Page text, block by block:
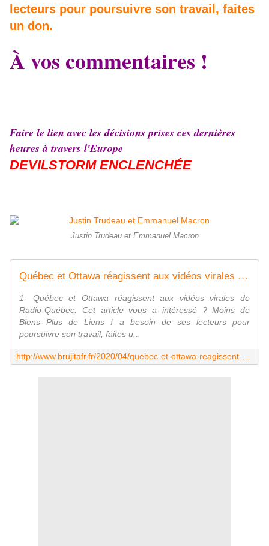
lecteurs pour poursuivre son travail, faites
un don.
À vos commentaires !
Faire le lien avec les décisions prises ces dernières
heures à travers l'Europe
DEVILSTORM ENCLENCHÉE
Justin Trudeau et Emmanuel Macron
Québec et Ottawa réagissent aux vidéos virales de Radio-Québec : Trudeau vs Cossette-Trudel - MOINS de BIENS PLUS de LIENS
1- Québec et Ottawa réagissent aux vidéos virales de
Radio-Québec. Cet article vous a intéressé ? Moins de
Biens Plus de Liens ! a besoin de ses lecteurs pour
poursuivre son travail, faites u...